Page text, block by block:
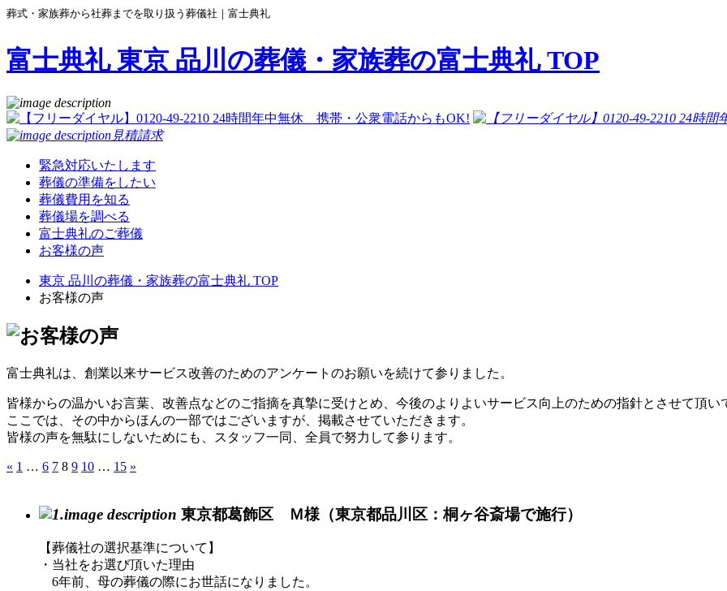
葬式・家族葬から社葬までを取り扱う葬儀社｜富士典礼
富士典礼 東京 品川の葬儀・家族葬の富士典礼 TOP
見積請求
緊急対応いたします
葬儀の準備をしたい
葬儀費用を知る
葬儀場を調べる
富士典礼のご葬儀
お客様の声
東京 品川の葬儀・家族葬の富士典礼 TOP
お客様の声
富士典礼は、創業以来サービス改善のためのアンケートのお願いを続けて参りました。
皆様からの温かいお言葉、改善点などのご指摘を真摯に受けとめ、今後のよりよいサービス向上のための指針とさせて頂い
ここでは、その中からほんの一部ではございますが、掲載させていただきます。
皆様の声を無駄にしないためにも、スタッフ一同、全員で努力して参ります。
« 1 … 6 7 8 9 10 … 15 »
東京都葛飾区 Ｍ様（東京都品川区：桐ヶ谷斎場で施行）
【葬儀社の選択基準について】
・当社をお選び頂いた理由
6年前、母の葬儀の際にお世話になりました。